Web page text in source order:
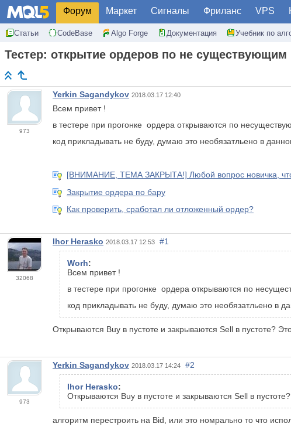
Форум Маркет Сигналы Фриланс VPS
Статьи CodeBase Algo Forge Документация Учебник по
Тестер: открытие ордеров по не существующим
973
Yerkin Sagandykov 2018.03.17 12:40
Всем привет !
в тестере при прогонке ордера открываются по
код прикладывать не буду, думаю это необязатльено в
[ВНИМАНИЕ, ТЕМА ЗАКРЫТА!] Любой вопрос новичка,
Закрытие ордера по бару
Как проверить, сработал ли отложенный ордер?
32068
Ihor Herasko 2018.03.17 12:53 #1
Worh:
Всем привет !
в тестере при прогонке ордера открываются по
код прикладывать не буду, думаю это необязатльено в
Открываются Buy в пустоте и закрываются Sell в пустоте?
973
Yerkin Sagandykov 2018.03.17 14:24 #2
Ihor Herasko:
Открываются Buy в пустоте и закрываются Sell в
алгоритм перестроить на Bid, или это номрально то что